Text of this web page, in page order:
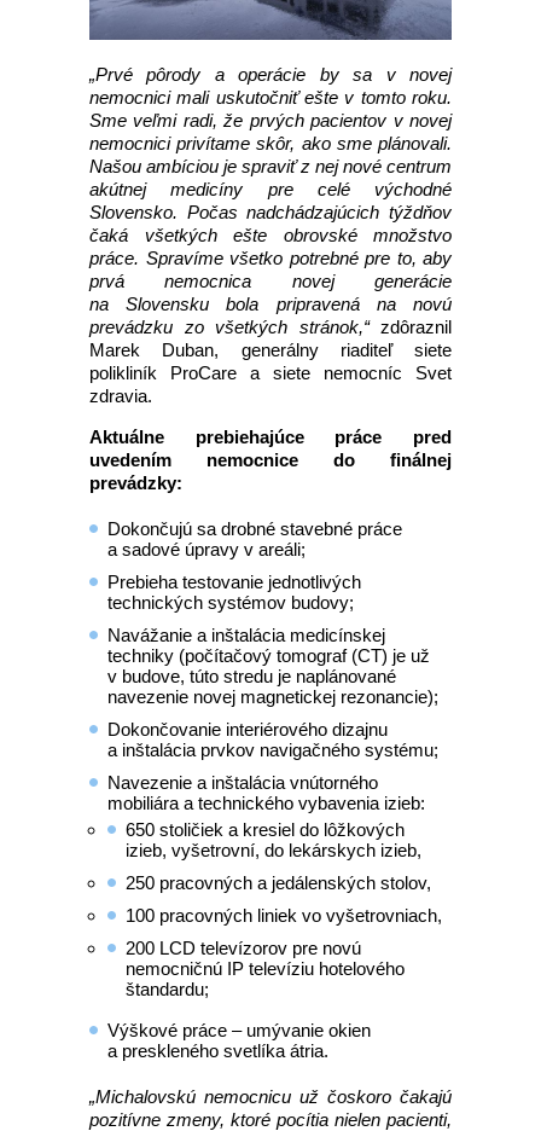
„Prvé pôrody a operácie by sa v novej
nemocnici mali uskutočniť ešte v tomto roku.
Sme veľmi radi, že prvých pacientov v novej
nemocnici privítame skôr, ako sme plánovali.
Našou ambíciou je spraviť z nej nové centrum
akútnej medicíny pre celé východné
Slovensko. Počas nadchádzajúcich týždňov
čaká všetkých ešte obrovské množstvo
práce. Spravíme všetko potrebné pre to, aby
prvá nemocnica novej generácie
na Slovensku bola pripravená na novú
prevádzku zo všetkých stránok,“ zdôraznil
Marek Duban, generálny riaditeľ siete
polikliník ProCare a siete nemocníc Svet
zdravia.
Aktuálne prebiehajúce práce pred
uvedením nemocnice do finálnej
prevádzky:
Dokončujú sa drobné stavebné práce
a sadové úpravy v areáli;
Prebieha testovanie jednotlivých
technických systémov budovy;
Navážanie a inštalácia medicínskej
techniky (počítačový tomograf (CT) je už
v budove, túto stredu je naplánované
navezenie novej magnetickej rezonancie);
Dokončovanie interiérového dizajnu
a inštalácia prvkov navigačného systému;
Navezenie a inštalácia vnútorného
mobiliára a technického vybavenia izieb:
650 stoličiek a kresiel do lôžkových
izieb, vyšetrovní, do lekárskych izieb,
250 pracovných a jedálenských stolov,
100 pracovných liniek vo vyšetrovniach,
200 LCD televízorov pre novú
nemocničnú IP televíziu hotelového
štandardu;
Výškové práce – umývanie okien
a preskleného svetlíka átria.
„Michalovskú nemocnicu už čoskoro čakajú
pozitívne zmeny, ktoré pocítia nielen pacienti,